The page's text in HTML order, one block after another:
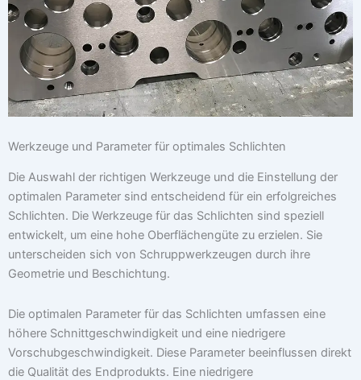
Werkzeuge und Parameter für optimales Schlichten
Die Auswahl der richtigen Werkzeuge und die Einstellung der
optimalen Parameter sind entscheidend für ein erfolgreiches
Schlichten. Die Werkzeuge für das Schlichten sind speziell
entwickelt, um eine hohe Oberflächengüte zu erzielen. Sie
unterscheiden sich von Schruppwerkzeugen durch ihre
Geometrie und Beschichtung.
Die optimalen Parameter für das Schlichten umfassen eine
höhere Schnittgeschwindigkeit und eine niedrigere
Vorschubgeschwindigkeit. Diese Parameter beeinflussen direkt
die Qualität des Endprodukts. Eine niedrigere